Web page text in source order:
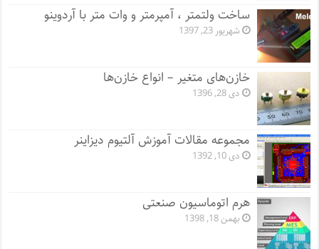
ساخت ولتمتر ، آمپرمتر و وات متر با آردوینو
شهریور 23, 1397
خازن‌های متغیر – انواع خازن‌ها
دی 28, 1396
مجموعه مقالات آموزش آلتیوم دیزاینر
دی 10, 1392
هرم اتوماسیون صنعتی
بهمن 18, 1398